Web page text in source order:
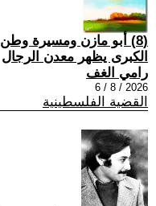
(8) أبو مازن ومسيرة
الكبرى يظهر معدن الرجال
رامي الغف
2026 / 8 / 6
القضية الفلسطينية